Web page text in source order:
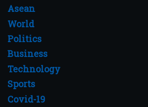
Asean
World
Politics
Business
Technology
Sports
Covid-19